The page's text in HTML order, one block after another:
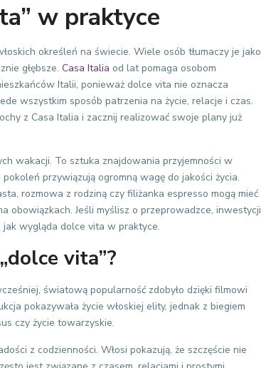
w praktyce
określeń na świecie. Wiele osób tłumaczy je jako
głębsze. Casa Italia od lat pomaga osobom
Italii, ponieważ dolce vita nie oznacza
wszystkim sposób patrzenia na życie, relacje i czas.
z Casa Italia i zacznij realizować swoje plany już
wakacji. To sztuka znajdowania przyjemności w
przywiązują ogromną wagę do jakości życia.
rozmowa z rodziną czy filiżanka espresso mogą mieć
obowiązkach. Jeśli myślisz o przeprowadzce, inwestycji
jak wygląda dolce vita w praktyce.
vita”?
światową popularność zdobyło dzięki filmowi
pokazywała życie włoskiej elity, jednak z biegiem
czy życie towarzyskie.
z codzienności. Włosi pokazują, że szczęście nie